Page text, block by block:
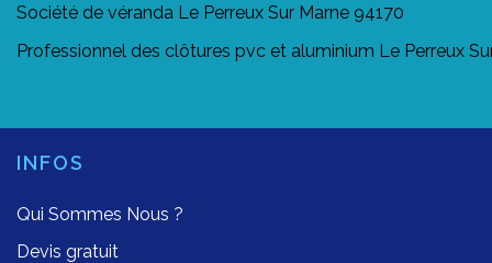
Société de véranda Le Perreux Sur Marne 94170
Professionnel des clôtures pvc et aluminium Le Perreux
INFOS
Qui Sommes Nous ?
Devis gratuit